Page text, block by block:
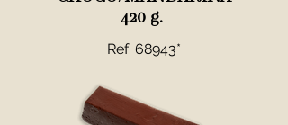
420 g.
Ref: 68943*